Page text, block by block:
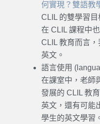
何實現？雙語教
CLIL 的雙學習
在 CLIL 課程中
CLIL 教育而言
英文。
語言使用
在課室中，老師
發展的 CLIL 教
英文，還有可
學生的英文學習